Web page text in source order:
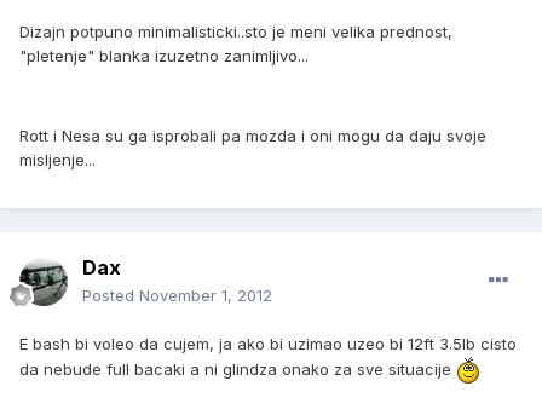
Dizajn potpuno minimalisticki..sto je meni velika prednost,
"pletenje" blanka izuzetno zanimljivo...
Rott i Nesa su ga isprobali pa mozda i oni mogu da daju svoje
misljenje...
Dax
Posted November 1, 2012
E bash bi voleo da cujem, ja ako bi uzimao uzeo bi 12ft 3.5lb cisto
da nebude full bacaki a ni glindza onako za sve situacije